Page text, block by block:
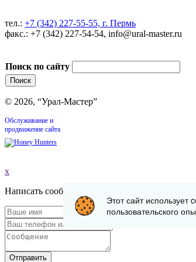
тел.: +7 (342) 227-55-55, г. Пермь
факс.: +7 (342) 227-54-54, info@ural-master.ru
Поиск по сайту
© 2026, “Урал-Мастер”
Обслуживание и
продвижение сайта
x
Написать сообщение
Отправить
Этот сайт
пользовательского